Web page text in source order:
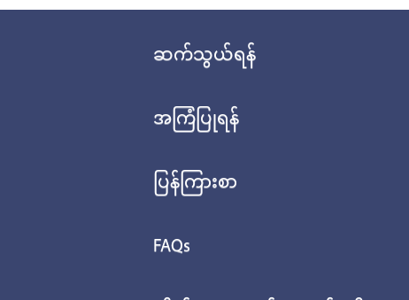
ဆက်သွယ်ရန်
အကြံပြုရန်
ပြန်ကြားစာ
FAQs